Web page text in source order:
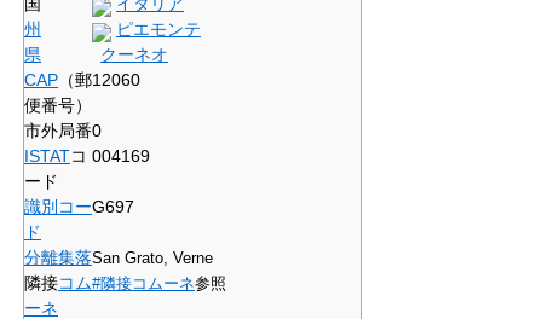
州
ピエモンテ
県
クーネオ
CAP （郵
便番号）
12060
市外局番0
ISTATコ
ード
004169
識別コー
ド
G697
分離集落San Grato, Verne
隣接コム
ーネ
#隣接コムーネ参照